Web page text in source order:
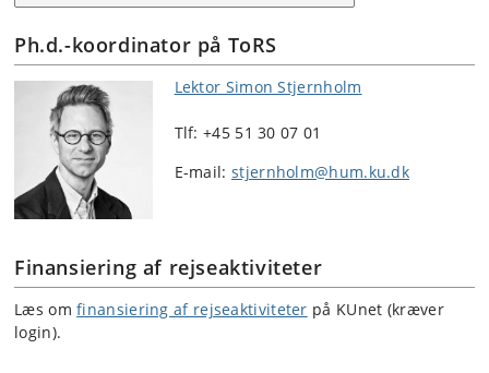
Ph.d.-koordinator på ToRS
Lektor Simon Stjernholm
Tlf: +45 51 30 07 01
E-mail: stjernholm@hum.ku.dk
Finansiering af rejseaktiviteter
Læs omfinansiering af rejseaktiviteter på KUnet (kræver
login).